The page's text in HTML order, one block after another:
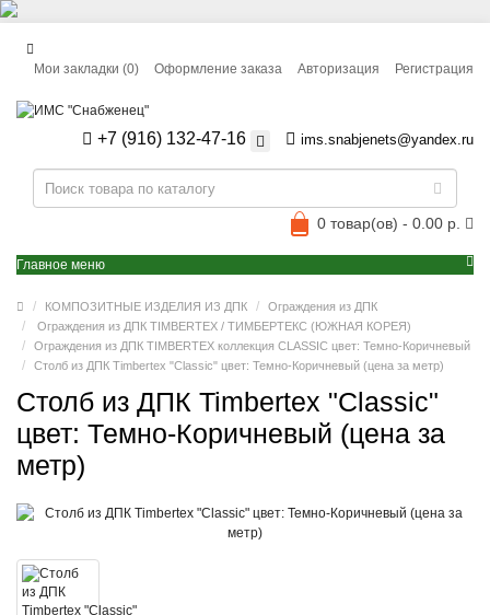
Авторизация Регистрация
Мои закладки (0) Оформление заказа
+7 (916) 132-47-16 ims.snabjenets@yandex.ru
0 товар(ов) - 0.00 р.
Главное меню
КОМПОЗИТНЫЕ ИЗДЕЛИЯ ИЗ ДПК
Ограждения из ДПК
Ограждения из ДПК TIMBERTEX / ТИМБЕРТЕКС (ЮЖНАЯ КОРЕЯ)
Ограждения из ДПК TIMBERTEX коллекция CLASSIC цвет: Темно-Коричневый
Столб из ДПК Timbertex "Classic" цвет: Темно-Коричневый (цена за метр)
Столб из ДПК Timbertex "Classic"
цвет: Темно-Коричневый (цена за
метр)